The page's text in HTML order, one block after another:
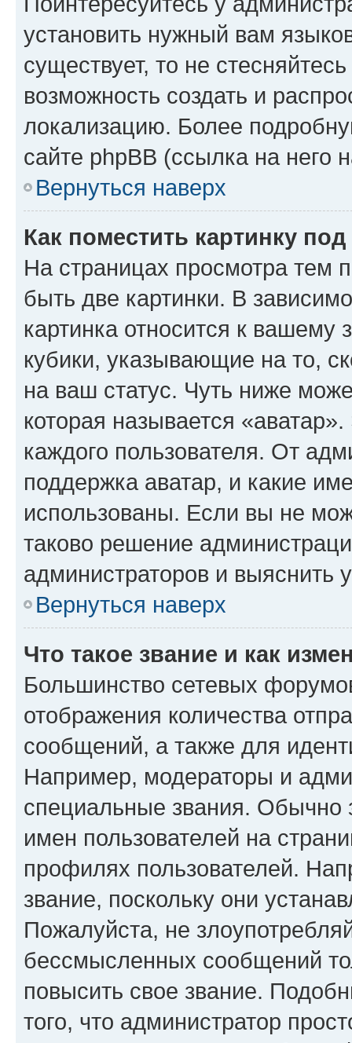
установить нужный вам
существует, то не
возможность создать и
локализацию. Более
сайте phpBB (ссылка на него
Вернуться наверх
Как поместить картинку
На страницах просмотра тем
быть две картинки. В
картинка относится к
кубики, указывающие на то,
на ваш статус. Чуть ниже
которая называется
каждого пользователя. От
поддержка аватар, и какие
использованы. Если вы не
таково решение
администраторов и выяснить
Вернуться наверх
Что такое звание и как
Большинство сетевых
отображения количества
сообщений, а также для
Например, модераторы и
специальные звания. Обычно
имен пользователей на
профилях пользователей.
звание, поскольку они
Пожалуйста, не
бессмысленных сообщений
повысить свое звание.
того, что администратор